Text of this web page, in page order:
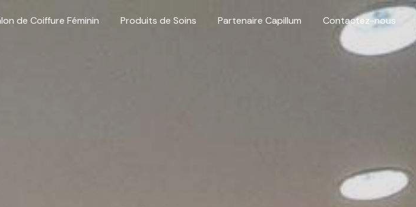
de Coiffure Féminin Produits de Soins Partenaire Capillum Contactez-nous